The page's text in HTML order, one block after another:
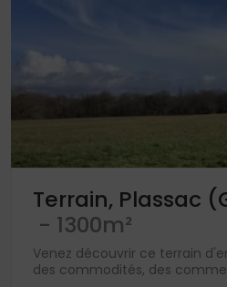
Terrain, Plassac
- 1300m²
Venez découvrir ce terrain
des commodités, des